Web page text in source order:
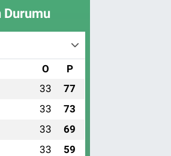
Durumu
O P
33 77
33 73
33 69
33 59